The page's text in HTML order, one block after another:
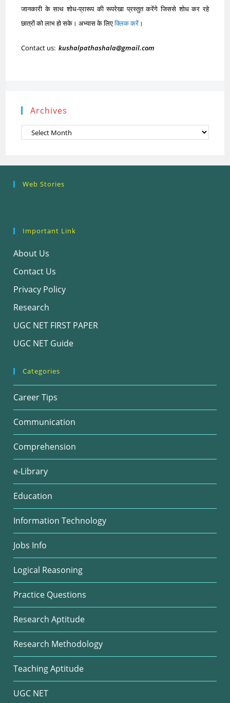
जानकारी के साथ शोध-प्रारूप की रूपरेखा प्रस्तुत करेंगे जिससे शोध कर रहे
छात्रों को लाभ हो सके। अभ्यास के लिएक्लिक करें ।
Contact us:kushalpathashala@gmail.com
Archives
Archives
Web Stories
Ethics (शोध
Important Link
About Us
Contact Us
Privacy Policy
Research
UGC NET FIRST PAPER
UGC NET Guide
Categories
Career Tips
Communication
Comprehension
e-Library
Education
Information Technology
Jobs Info
Logical Reasoning
Practice Questions
Research Aptitude
Research Methodology
Teaching Aptitude
UGC NET